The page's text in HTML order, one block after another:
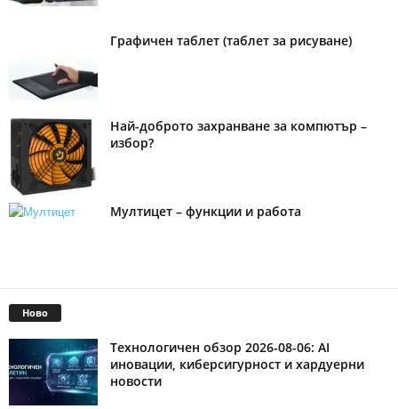
Графичен таблет (таблет за рисуване)
Най-доброто захранване за компютър –
избор?
Мултицет – функции и работа
Ново
Технологичен обзор 2026-08-06: AI
иновации, киберсигурност и хардуерни
новости